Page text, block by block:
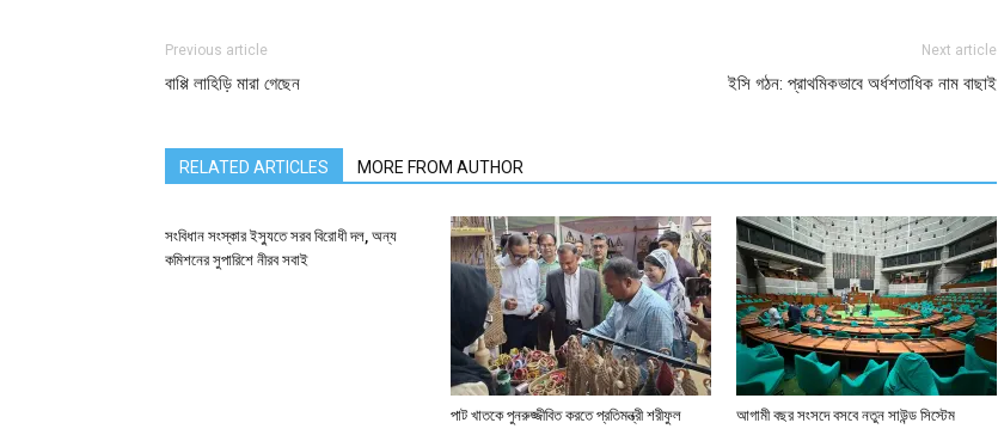
Previous article
বাপ্পি লাহিড়ি মারা গেছেন
Next article
ইসি গঠন: প্রাথমিকভাবে অর্ধশতাধিক নাম বাছাই
RELATED ARTICLES MORE FROM AUTHOR
সংবিধান সংস্কার ইস্যুতে সরব বিরোধী দল, অন্য
কমিশনের সুপারিশে নীরব সবাই
পাট খাতকে পুনরুজ্জীবিত করতে প্রতিমন্ত্রী শরীফুল
আগামী বছর সংসদে বসবে নতুন সাউন্ড সিস্টেম